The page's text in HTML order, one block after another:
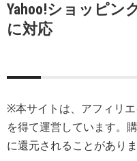
Yahoo!ショッピン
に対応
※本サイトは、アフィリ
を得て運営しています。
に還元されることがありま